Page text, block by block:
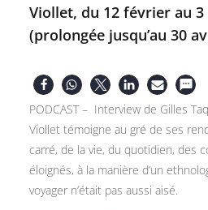
Viollet, du 12 février au 3
(prolongée jusqu’au 30
PODCAST – Interview de Gilles
Viollet témoigne au gré de ses
carré, de la vie, du quotidien, des
éloignés, à la manière d’un
voyager n’était pas aussi aisé.